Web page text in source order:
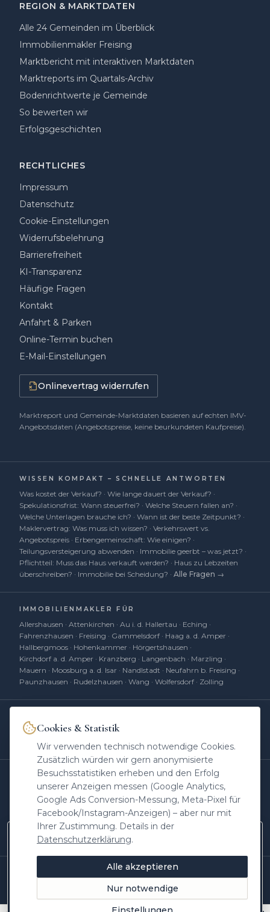
REGION & MARKTDATEN
Alle 24 Gemeinden im Überblick
Immobilienmakler Freising
Marktbericht mit interaktiven Marktdaten
Marktreports im Quartals-Archiv
Bodenrichtwerte je Gemeinde
So bewerten wir
Erfolgsgeschichten
RECHTLICHES
Impressum
Datenschutz
Cookie-Einstellungen
Widerrufsbelehrung
Barrierefreiheit
KI-Transparenz
Häufige Fragen
Kontakt
Anfahrt & Parken
Online-Termin buchen
E-Mail-Einstellungen
Onlinevertrag widerrufen
Marktreport und Gemeinde-Marktdaten basieren auf echten IMV-
Angebotsdaten (Angebotspreise, keine beurkundeten Kaufpreise).
WISSEN KOMPAKT – SCHNELLE ANTWORTEN
Was kostet der Verkauf? · Wie lange dauert der Verkauf? ·
Spekulationsfrist: Wann steuerfrei? · Welche Steuern fallen an? ·
Welche Unterlagen brauche ich? · Wann ist der beste Zeitpunkt? ·
Maklervertrag: Was muss ich wissen? · Verkehrswert vs.
Angebotspreis · Erbengemeinschaft: Wie einigen? ·
Teilungsversteigerung abwenden · Immobilie geerbt – was jetzt? ·
Pflichtteil: Muss das Haus verkauft werden? · Haus zu Lebzeiten
überschreiben? · Immobilie bei Scheidung? · Alle Fragen →
IMMOBILIENMAKLER FÜR
Allershausen · Attenkirchen · Au i. d. Hallertau · Eching ·
Fahrenzhausen · Freising · Gammelsdorf · Haag a. d. Amper ·
Hallbergmoos · Hohenkammer · Hörgertshausen ·
Kirchdorf a. d. Amper · Kranzberg · Langenbach · Marzling ·
Mauern · Moosburg a. d. Isar · Nandlstadt · Neufahrn b. Freising ·
Paunzhausen · Rudelzhausen · Wang · Wolfersdorf · Zolling
Heinrichs Immobilien
Bewertungen auf
ProvenExpert.com
UNSERE MARKEN
AgrarKapitalRetail-InvestIVrealDCreal
ErbenKompassMakleram Mikro
Immobilienim Ohr
Heinrichs Immobilien·Andreas Heinrichs
Landkreis Freising
Stand: Juni 2026
Neue Objekte zuerst auf Instagram
Marktwissen aus Freising, Einblicke hinter die
Kulissen und Objekte vor allen anderen –
folgen Sie @heinrichs.immobilien.
Cookies & Statistik
Wir verwenden technisch notwendige Cookies.
Zusätzlich würden wir gern anonymisierte
Besuchsstatistiken erheben und den Erfolg
unserer Anzeigen messen (Google Analytics,
Google Ads Conversion-Messung, Meta-Pixel für
Facebook/Instagram-Anzeigen) – aber nur mit
Ihrer Zustimmung. Details in der
Datenschutzerklärung.
Alle akzeptieren
Nur notwendige